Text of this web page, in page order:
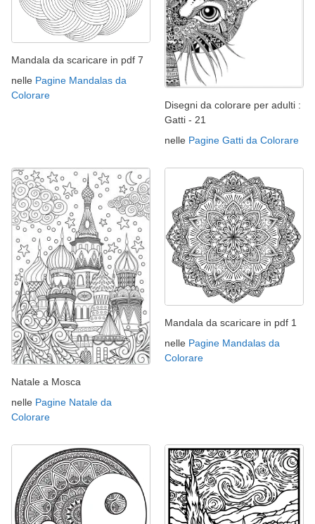
Mandala da scaricare in pdf 7
nelle Pagine Mandalas da
Colorare
Disegni da colorare per adulti :
Gatti - 21
nelle Pagine Gatti da Colorare
Natale a Mosca
nelle Pagine Natale da
Colorare
Mandala da scaricare in pdf 1
nelle Pagine Mandalas da
Colorare